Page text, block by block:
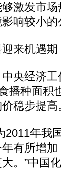
激发市
响较小的
来机遇期
经济工
播种面
稳步提高
年我
有所增
。”中国